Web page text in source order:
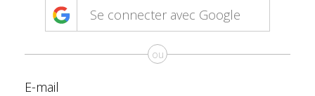
Se connecter avec Google
ou
E-mail